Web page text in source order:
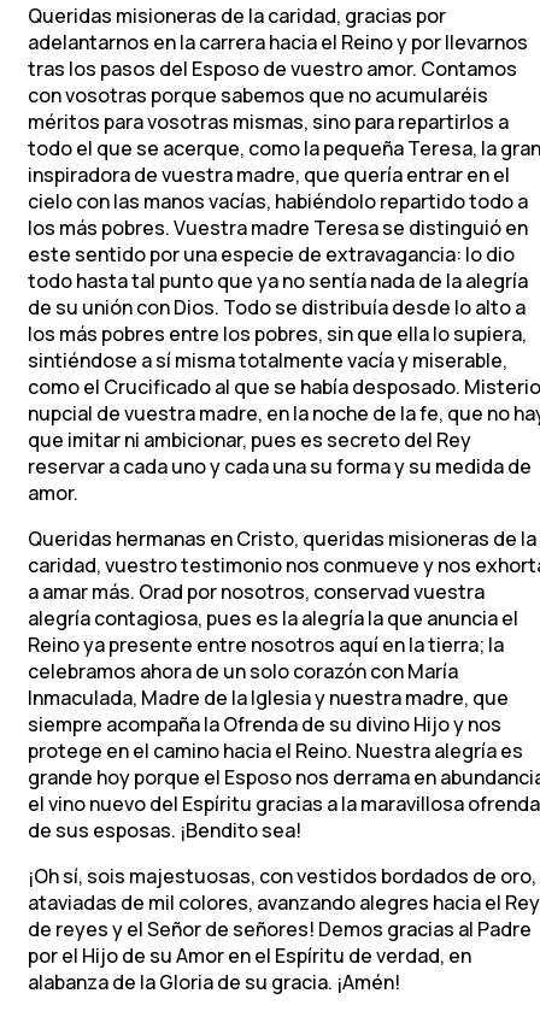
Queridas misioneras de la caridad, gracias por
adelantarnos en la carrera hacia el Reino y por llevarnos
tras los pasos del Esposo de vuestro amor. Contamos
con vosotras porque sabemos que no acumularéis
méritos para vosotras mismas, sino para repartirlos a
todo el que se acerque, como la pequeña Teresa, la gran
inspiradora de vuestra madre, que quería entrar en el
cielo con las manos vacías, habiéndolo repartido todo a
los más pobres. Vuestra madre Teresa se distinguió en
este sentido por una especie de extravagancia: lo dio
todo hasta tal punto que ya no sentía nada de la alegría
de su unión con Dios. Todo se distribuía desde lo alto a
los más pobres entre los pobres, sin que ella lo supiera,
sintiéndose a sí misma totalmente vacía y miserable,
como el Crucificado al que se había desposado. Misterio
nupcial de vuestra madre, en la noche de la fe, que no
que imitar ni ambicionar, pues es secreto del Rey
reservar a cada uno y cada una su forma y su medida de
amor.
Queridas hermanas en Cristo, queridas misioneras de la
caridad, vuestro testimonio nos conmueve y nos
a amar más. Orad por nosotros, conservad vuestra
alegría contagiosa, pues es la alegría la que anuncia el
Reino ya presente entre nosotros aquí en la tierra; la
celebramos ahora de un solo corazón con María
Inmaculada, Madre de la Iglesia y nuestra madre, que
siempre acompaña la Ofrenda de su divino Hijo y nos
protege en el camino hacia el Reino. Nuestra alegría es
grande hoy porque el Esposo nos derrama en
el vino nuevo del Espíritu gracias a la maravillosa ofrenda
de sus esposas. ¡Bendito sea!
¡Oh sí, sois majestuosas, con vestidos bordados de oro,
ataviadas de mil colores, avanzando alegres hacia el Rey
de reyes y el Señor de señores! Demos gracias al Padre
por el Hijo de su Amor en el Espíritu de verdad, en
alabanza de la Gloria de su gracia. ¡Amén!